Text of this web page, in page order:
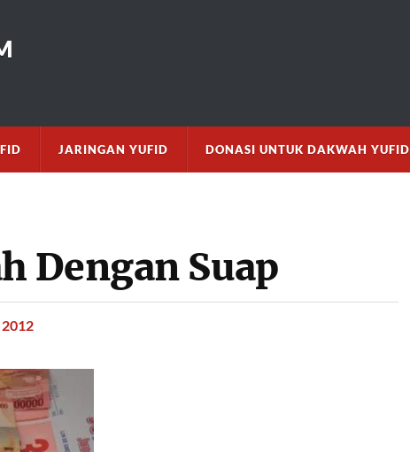
JARINGAN YUFID DONASI UNTUK DAKWAH YUFID
Dengan Suap